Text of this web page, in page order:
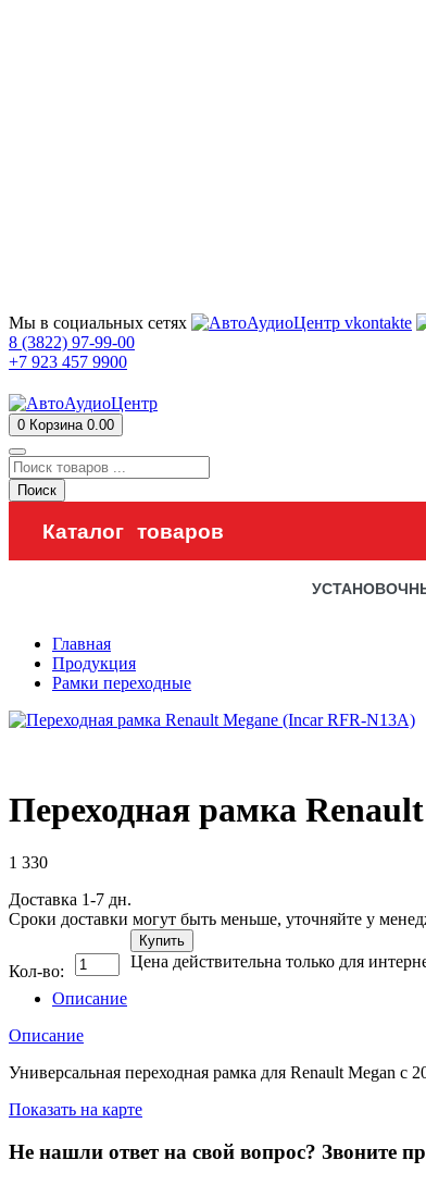
Мы в социальных сетях
8 (3822) 97-99-00
+7 923 457 9900
0 Корзина 0.00
Поиск
Каталог товаров
Главная
Продукция
Рамки переходные
Переходная рамка
1 330
Доставка 1-7 дн.
Сроки доставки могут быть меньше, уточняйте у
Кол-во:
Купить
Цена действительна только для
Описание
Описание
Универсальная переходная рамка для Renault Megan с
Показать на карте
Не нашли ответ на свой вопрос? Звоните